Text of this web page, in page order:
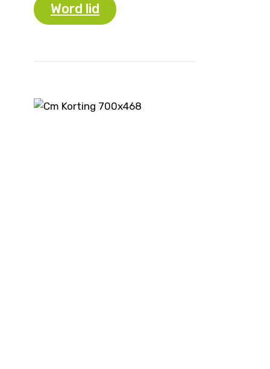
Word lid